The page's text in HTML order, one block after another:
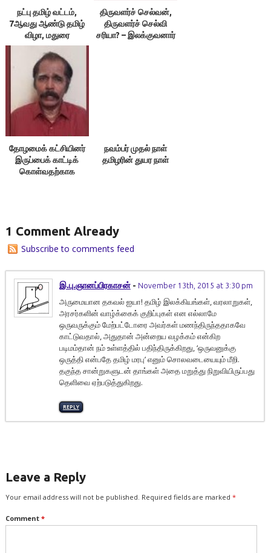
நட்பு தமிழ் வட்டம்,
7ஆவது ஆண்டு தமிழ்
விழா, மதுரை
திருவளர்ச் செல்வன்,
திருவளர்ச் செல்வி
சரியா? – இலக்குவனார்
தோழமைக் கட்சியினர்
இருப்பைக் காட்டிக்
கொள்வதற்காக
நவம்பர் முதல் நாள்
தமிழரின் துயர நாள்
1 Comment Already
Subscribe to comments feed
இ.பு.ஞானப்பிரகாசன் - November 13th, 2015 at 3:30 pm
அருமையான தகவல் ஐயா! தமிழ் இலக்கியங்கள், வரலாறுகள்,
அரசர்களின் வாழ்க்கைக் குறிப்புகள் என எல்லாமே
ஒருவருக்கும் மேற்பட்டோரை அவர்கள் மணந்திருந்ததாகவே
காட்டுவதால், அதுதான் அன்றைய வழக்கம் என்கிற
படிமம்தான் நம் உள்ளத்தில் பதிந்திருக்கிறது, ‘ஒருவனுக்கு
ஒருத்தி என்பதே தமிழ் மரபு’ எனும் சொலவடையையும் மீறி.
தகுந்த சான்றுகளுடன் தாங்கள் அதை மறுத்து நிறுவியிருப்பது
தெளிவை ஏற்படுத்துகிறது.
REPLY
Leave a Reply
Your email address will not be published. Required fields are marked *
Comment *